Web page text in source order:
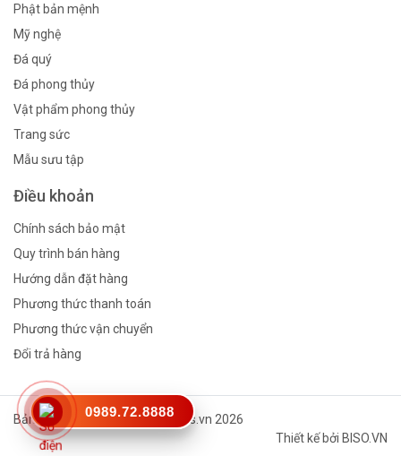
Phật bản mệnh
Mỹ nghệ
Đá quý
Đá phong thủy
Vật phẩm phong thủy
Trang sức
Mẫu sưu tập
Điều khoản
Chính sách bảo mật
Quy trình bán hàng
Hướng dẫn đặt hàng
Phương thức thanh toán
Phương thức vận chuyển
Đổi trả hàng
Bản quyền thuộc về © Vinagems.vn 2026
Thiết kế bởi BISO.VN
0989.72.8888